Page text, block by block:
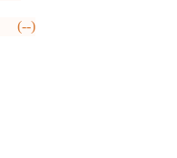
(--)